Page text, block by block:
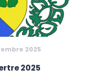
2025
2025